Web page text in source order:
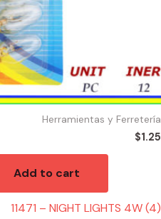
Herramientas y Ferretería
$1.25
Add to cart
11471 – NIGHT LIGHTS 4W (4)